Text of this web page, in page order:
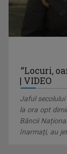
„Energia Z”
GABRIELA
Lucreză în
“Locuri,
| VIDEO
Jaful secolului
la ora opt
Băncii
înarmați, au